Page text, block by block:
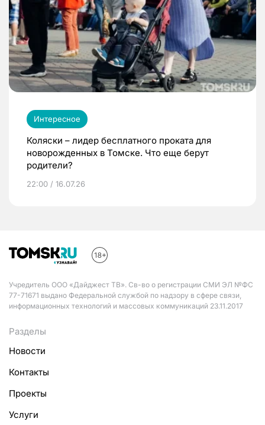
Интересное
Коляски – лидер бесплатного проката для
новорожденных в Томске. Что еще берут
родители?
22:00 / 16.07.26
Учредитель ООО «Дайджест ТВ». Св-во о регистрации СМИ ЭЛ №ФС
77-71671 выдано Федеральной службой по надзору в сфере связи,
информационных технологий и массовых коммуникаций 23.11.2017
Разделы
Новости
Контакты
Проекты
Услуги